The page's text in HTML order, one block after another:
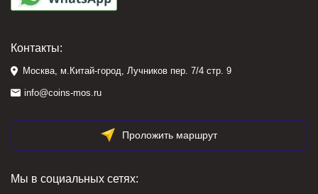
Контакты:
Москва, м.Китай-город, Лучников пер. 7/4 стр. 9
info@coins-mos.ru
Проложить маршрут
Мы в социальных сетях: